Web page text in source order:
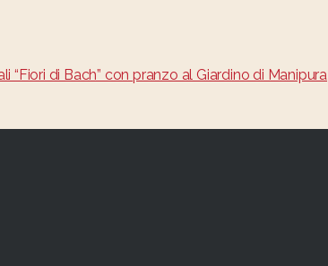
“Fiori di Bach” con pranzo al Giardino di Manipura